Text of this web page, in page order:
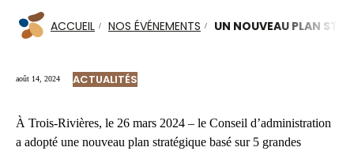
ACCUEIL NOS ÉVÉNEMENTS UN NOUVEAU PLAN
août 14, 2024 ACTUALITÉS
À Trois-Rivières, le 26 mars 2024 – le Conseil d’administration
a adopté une nouveau plan stratégique basé sur 5 grandes